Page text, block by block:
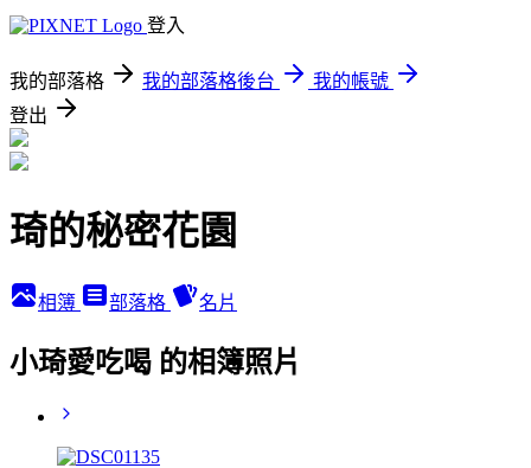
登入
我的部落格 我的部落格後台
我的帳號
登出
琦的秘密花園
相簿 部落格 名片
小琦愛吃喝 的相簿照片